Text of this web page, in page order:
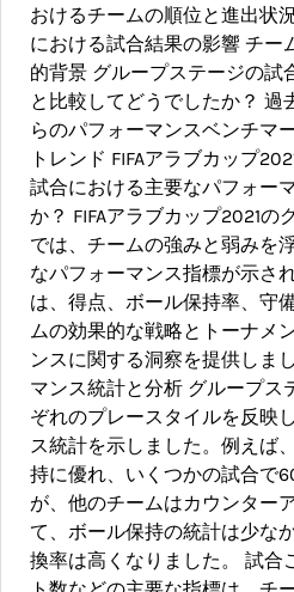
おけるチームの順位と進出状
における試合結果の影響 チー
的背景 グループステージの試
と比較してどうでしたか？ 過
らのパフォーマンスベンチマ
トレンド FIFAアラブカップ
試合における主要なパフォー
か？ FIFAアラブカップ2021の
では、チームの強みと弱みを
なパフォーマンス指標が示さ
は、得点、ボール保持率、守
ムの効果的な戦略とトーナメ
ンスに関する洞察を提供しま
マンス統計と分析 グループス
ぞれのプレースタイルを反映
ス統計を示しました。例えば
持に優れ、いくつかの試合で
が、他のチームはカウンター
て、ボール保持の統計は少な
換率は高くなりました。 試合